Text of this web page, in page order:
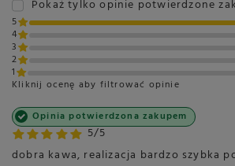
Kawa Specialty
Nie
Pokaż tylko opinie potwierdzone
5
4
3
2
1
Kliknij ocenę aby filtrować opinie
5/5
Opinia potwierdzona zakupem
dobra kawa, realizacja bardzo szybka